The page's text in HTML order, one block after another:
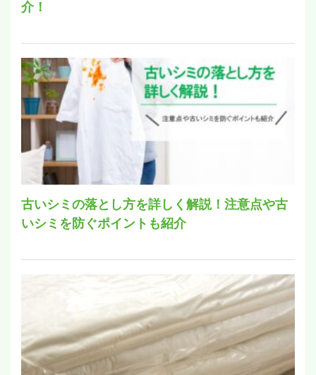
介！
古いシミの落とし方を詳しく解説！注意点や古
いシミを防ぐポイントも紹介